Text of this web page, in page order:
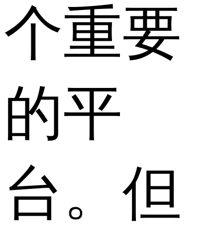
个重要
的平
台。但